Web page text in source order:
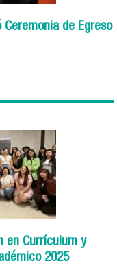
de Egreso
en Currículum y
2025